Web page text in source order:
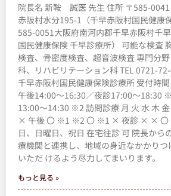
院長名 新鞍 誠医 先生 住所 〒585-
赤阪村水分195-1（千早赤阪村国民健康
585-0051大阪府南河内郡千早赤阪村千
国民健康保険 千早診療所） 可能な検査
検査、骨密度検査、超音波検査 専門分
科、リハビリテーション科 TEL 0721-
千早赤阪村国民健康保険診療所 受付時
午後14:00～16:30／夜診17:00～18:30
13:00～14:30 ※2 訪問診療 月 火 水 木
× 午後 〇 ※1 ※2 〇 ※1 × 夜診 × × 〇
日、日曜日、祝日 在宅往診 可 院長から
療機関と連携し、地域の身近なかかり
いただ けるよう尽力してまいります。
もっと見る »